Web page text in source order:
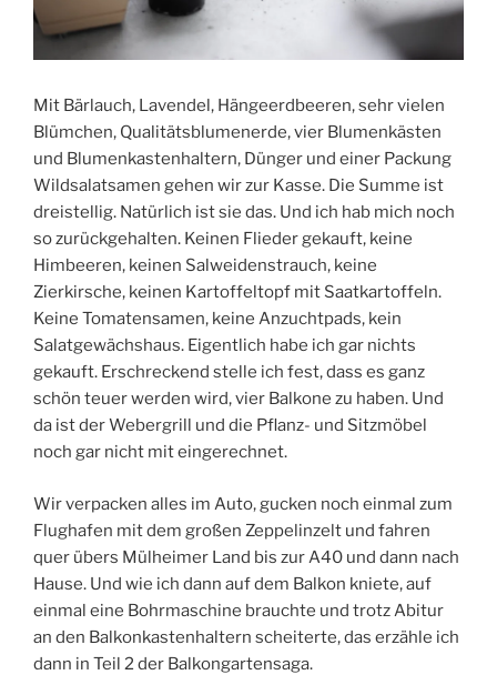
Mit Bärlauch, Lavendel, Hängeerdbeeren, sehr vielen
Blümchen, Qualitätsblumenerde, vier Blumenkästen
und Blumenkastenhaltern, Dünger und einer Packung
Wildsalatsamen gehen wir zur Kasse. Die Summe ist
dreistellig. Natürlich ist sie das. Und ich hab mich noch
so zurückgehalten. Keinen Flieder gekauft, keine
Himbeeren, keinen Salweidenstrauch, keine
Zierkirsche, keinen Kartoffeltopf mit Saatkartoffeln.
Keine Tomatensamen, keine Anzuchtpads, kein
Salatgewächshaus. Eigentlich habe ich gar nichts
gekauft. Erschreckend stelle ich fest, dass es ganz
schön teuer werden wird, vier Balkone zu haben. Und
da ist der Webergrill und die Pflanz- und Sitzmöbel
noch gar nicht mit eingerechnet.
Wir verpacken alles im Auto, gucken noch einmal zum
Flughafen mit dem großen Zeppelinzelt und fahren
quer übers Mülheimer Land bis zur A40 und dann nach
Hause. Und wie ich dann auf dem Balkon kniete, auf
einmal eine Bohrmaschine brauchte und trotz Abitur
an den Balkonkastenhaltern scheiterte, das erzähle ich
dann in Teil 2 der Balkongartensaga.